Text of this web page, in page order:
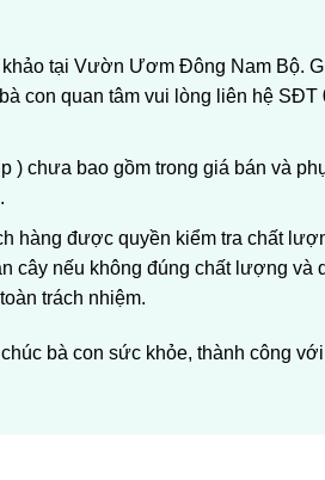
tại Vườn Ươm Đông Nam Bộ.
con quan tâm vui lòng liên hệ
) chưa bao gồm trong giá bán và
hàng được quyền kiểm tra chất
cây nếu không đúng chất lượng và
trách nhiệm.
bà con sức khỏe, thành công